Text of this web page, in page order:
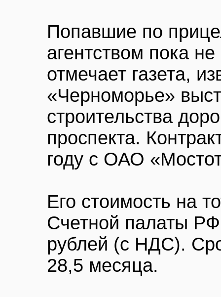
Попавшие по
агентством пока
отмечает газета,
«Черноморье»
строительства
проспекта.
году с ОАО
Его стоимость на
Счетной палаты
рублей (с НДС).
28,5 месяца.